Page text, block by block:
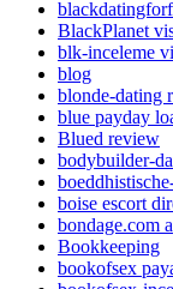
BlackPlanet
blk-inceleme
blog
blonde-dating
blue payday
Blued review
bodybuilder-
boise escort
bondage.com
Bookkeeping
bookofsex